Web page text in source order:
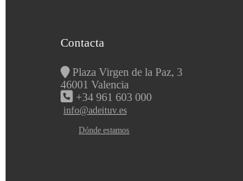
Contacta
Plaza Virgen de la Paz, 3
46001 Valencia
+34 961 603 000
info@adeituv.es
Dónde estamos